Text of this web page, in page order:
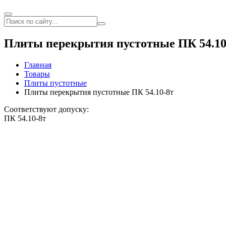
Плиты перекрытия пустотные ПК
Главная
Товары
Плиты пустотные
Плиты перекрытия пустотные ПК 54.10-8т
Соответствуют допуску:
ПК 54.10-8т